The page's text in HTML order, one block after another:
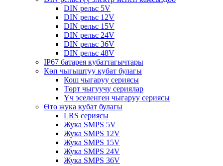
DIN рельс 5V
DIN рельс 12V
DIN рельс 15V
DIN рельс 24V
DIN рельс 36V
DIN рельс 48V
IP67 батарея кубаттагычтары
Көп чыгыштуу кубат булагы
Кош чыгаруу сериясы
Төрт чыгуучу сериялар
Үч эселенген чыгаруу сериясы
Өтө жука кубат булагы
LRS сериясы
Жука SMPS 5V
Жука SMPS 12V
Жука SMPS 15V
Жука SMPS 24V
Жука SMPS 36V